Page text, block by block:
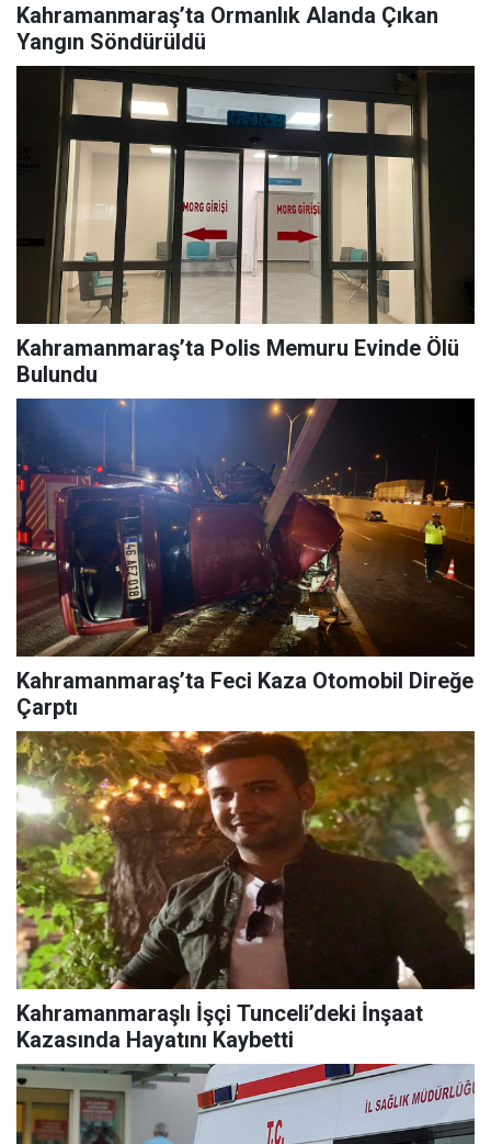
Kahramanmaraş’ta Ormanlık Alanda Çıkan
Yangın Söndürüldü
Kahramanmaraş’ta Polis Memuru Evinde Ölü
Bulundu
Kahramanmaraş’ta Feci Kaza Otomobil Direğe
Çarptı
Kahramanmaraşlı İşçi Tunceli’deki İnşaat
Kazasında Hayatını Kaybetti